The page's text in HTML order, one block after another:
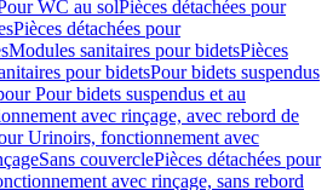
WC au solPièces détachées pour
Pièces détachées pour
Modules sanitaires pour bidetsPièces
pour bidetsPour bidets suspendus
Pour bidets suspendus et au
avec rinçage, avec rebord de
Urinoirs, fonctionnement avec
Sans couverclePièces détachées pour
avec rinçage, sans rebord